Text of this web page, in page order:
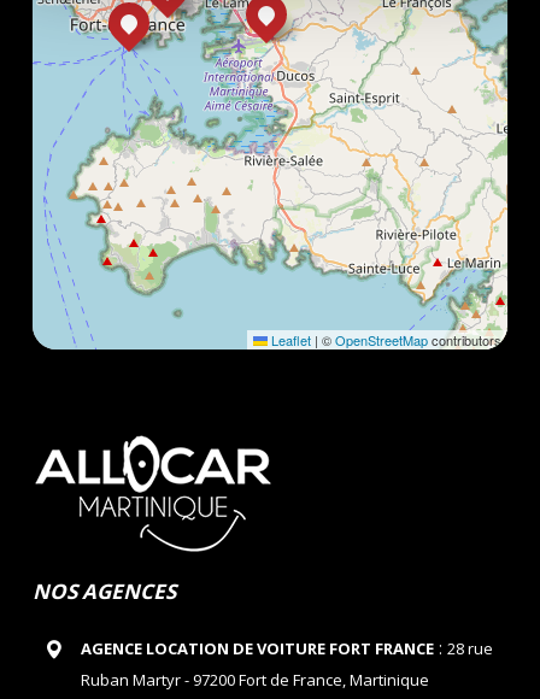
Leaflet | ©OpenStreetMapcontributors
NOS AGENCES
AGENCE LOCATION DE VOITURE FORT FRANCE: 28 rue
Ruban Martyr - 97200 Fort de France, Martinique